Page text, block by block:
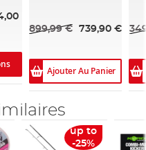
899,99 € 739,90 €
Ajouter Au Panier
up to
-25%